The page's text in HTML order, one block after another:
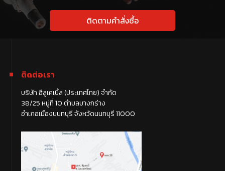
ติดตามคำสั่งซื้อ
ติดต่อเรา
บริษัท ฮีลูเคเบิ้ล (ประเทศไทย) จำกัด
38/25 หมู่ที่ 10 ตำบลบางกร่าง
อำเภอเมืองนนทบุรี จังหวัดนนทบุรี 11000